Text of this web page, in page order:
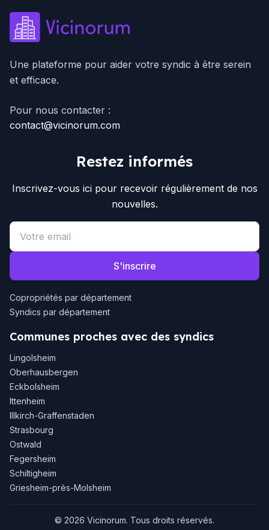
Une plateforme pour aider votre syndic à être serein
et efficace.
Pour nous contacter :
contact@vicinorum.com
Restez informés
Inscrivez-vous ici pour recevoir régulièrement de nos
nouvelles.
Email address
S'inscrire
Copropriétés par département
Syndics par département
Communes proches avec des syndics
Lingolsheim
Oberhausbergen
Eckbolsheim
Ittenheim
Illkirch-Graffenstaden
Strasbourg
Ostwald
Fegersheim
Schiltigheim
Griesheim-près-Molsheim
© 2026 Vicinorum. Tous droits réservés.